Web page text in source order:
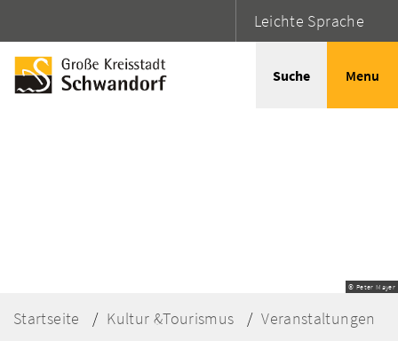
Leichte Sprache
Suche Menu
© Peter Mayer
Startseite Kultur &Tourismus Veranstaltungen